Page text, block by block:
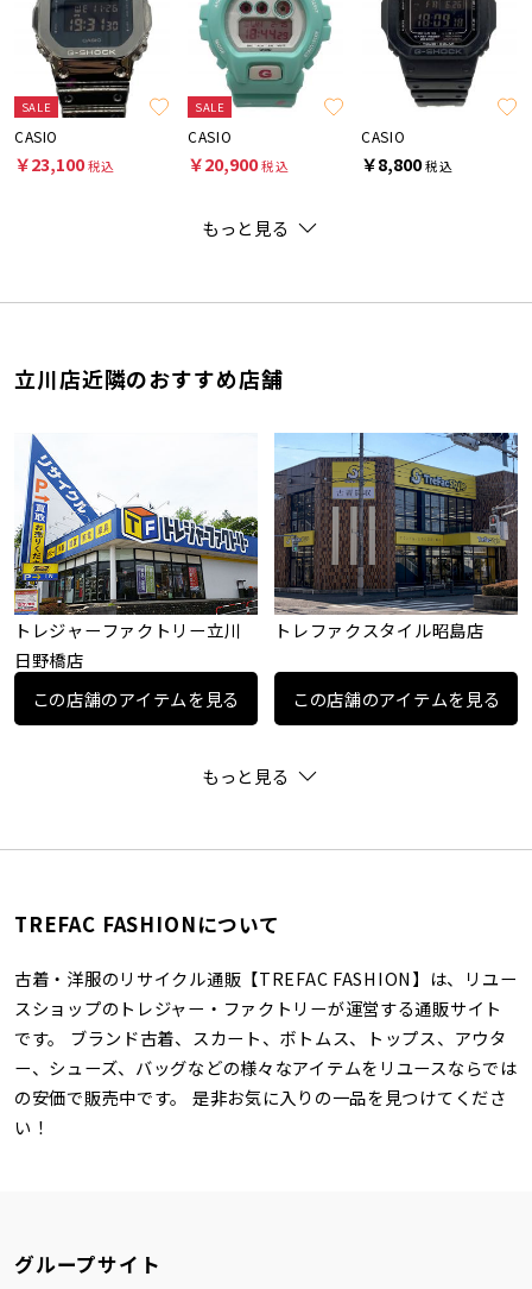
SALE
CASIO
￥23,100税込
SALE
CASIO
￥20,900税込
CASIO
￥8,800税込
もっと見る
立川店近隣のおすすめ店舗
トレジャーファクトリー立川
日野橋店
この店舗のアイテムを見る
トレファクスタイル昭島店
この店舗のアイテムを見る
もっと見る
TREFAC FASHIONについて
古着・洋服のリサイクル通販【TREFAC FASHION】は、リユー
スショップのトレジャー・ファクトリーが運営する通販サイト
です。 ブランド古着、スカート、ボトムス、トップス、アウタ
ー、シューズ、バッグなどの様々なアイテムをリユースならでは
の安価で販売中です。 是非お気に入りの一品を見つけてくださ
い！
グループサイト